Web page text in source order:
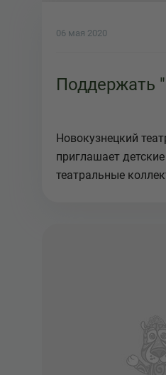
06 мая 2020
Поддержать
Новокузнецкий
приглашает
театральные